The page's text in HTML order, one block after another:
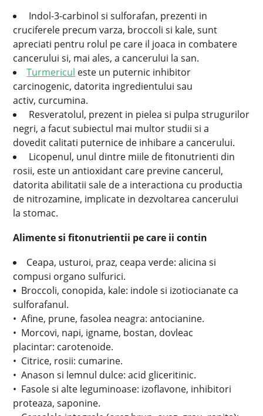
Indol-3-carbinol si sulforafan, prezenti in
cruciferele precum varza, broccoli si kale, sunt
apreciati pentru rolul pe care il joaca in combatere
cancerului si, mai ales, a cancerului la san.
Turmericul este un puternic inhibitor
carcinogenic, datorita ingredientului sau
activ, curcumina.
Resveratolul, prezent in pielea si pulpa strugurilor
negri, a facut subiectul mai multor studii si a
dovedit calitati puternice de inhibare a cancerului.
Licopenul, unul dintre miile de fitonutrienti din
rosii, este un antioxidant care previne cancerul,
datorita abilitatii sale de a interactiona cu productia
de nitrozamine, implicate in dezvoltarea cancerului
la stomac.
Alimente si fitonutrientii pe care ii contin
Ceapa, usturoi, praz, ceapa verde: alicina si
compusi organo sulfurici.
• Broccoli, conopida, kale: indole si izotiocianate ca
sulforafanul.
• Afine, prune, fasolea neagra: antocianine.
• Morcovi, napi, igname, bostan, dovleac
placintar: carotenoide.
• Citrice, rosii: cumarine.
• Anason si lemnul dulce: acid gliceritinic.
• Fasole si alte leguminoase: izoflavone, inhibitori
proteaza, saponine.